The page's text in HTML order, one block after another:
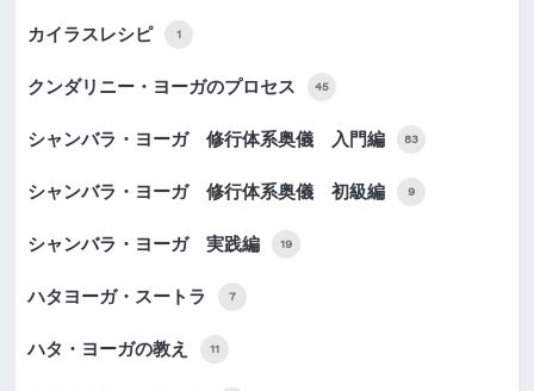
カイラスレシピ 1
クンダリニー・ヨーガのプロセス 45
シャンバラ・ヨーガ 修行体系奥儀 入門編 83
シャンバラ・ヨーガ 修行体系奥儀 初級編 9
シャンバラ・ヨーガ 実践編 19
ハタヨーガ・スートラ 7
ハタ・ヨーガの教え 11